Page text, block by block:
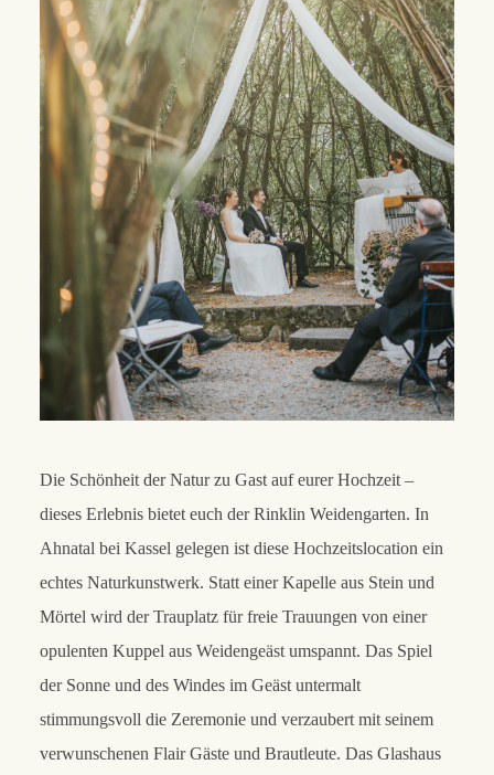
Die Schönheit der Natur zu Gast auf eurer Hochzeit –
dieses Erlebnis bietet euch der Rinklin Weidengarten. In
Ahnatal bei Kassel gelegen ist diese Hochzeitslocation ein
echtes Naturkunstwerk. Statt einer Kapelle aus Stein und
Mörtel wird der Trauplatz für freie Trauungen von einer
opulenten Kuppel aus Weidengeäst umspannt. Das Spiel
der Sonne und des Windes im Geäst untermalt
stimmungsvoll die Zeremonie und verzaubert mit seinem
verwunschenen Flair Gäste und Brautleute. Das Glashaus